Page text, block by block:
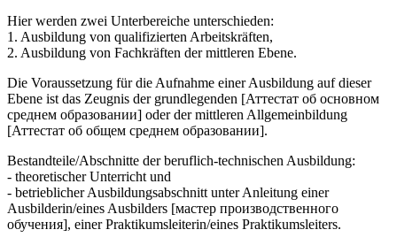
Hier werden zwei Unterbereiche unterschieden:
1. Ausbildung von qualifizierten Arbeitskräften,
2. Ausbildung von Fachkräften der mittleren Ebene.
Die Voraussetzung für die Aufnahme einer Ausbildung auf dieser
Ebene ist das Zeugnis der grundlegenden [Аттестат об основном
среднем образовании] oder der mittleren Allgemeinbildung
[Аттестат об общем среднем образовании].
Bestandteile/Abschnitte der beruflich-technischen Ausbildung:
- theoretischer Unterricht und
- betrieblicher Ausbildungsabschnitt unter Anleitung einer
Ausbilderin/eines Ausbilders [мастер производственного
обучения], einer Praktikumsleiterin/eines Praktikumsleiters.